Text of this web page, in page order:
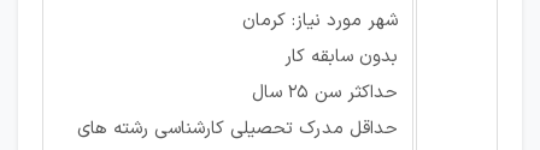
شهر مورد نیاز: کرمان
بدون سابقه کار
حداکثر سن 25 سال
حداقل مدرک تحصیلی کارشناسی رشته های